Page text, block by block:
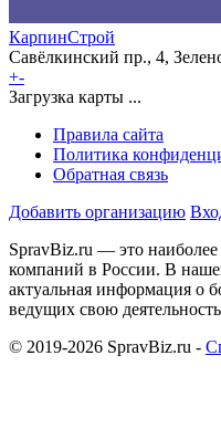
КарпинСтрой
Савёлкинский пр., 4,
+-
Загрузка карты ...
Правила сайта
Политика
Обратная связь
Добавить организацию
SpravBiz.ru — это
компаний в России. В
актуальная информация о
ведущих свою
© 2019-2026 SpravBiz.ru -